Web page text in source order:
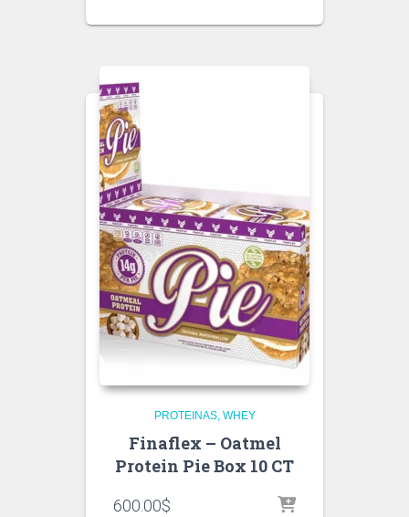
PROTEINAS WHEY
Finaflex – Oatmel
Protein Pie Box 10 CT
600.00$